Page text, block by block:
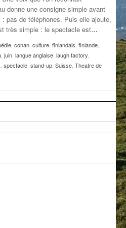
EN BOIS
donne une consigne simple avant
pas de téléphones. Puis elle ajoute,
très simple : le spectacle est…
conan culture finlandais finlande
juin langue anglaise laugh factory
spectacle stand-up Suisse Theatre de